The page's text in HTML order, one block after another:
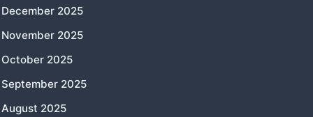
December 2025
November 2025
October 2025
September 2025
August 2025